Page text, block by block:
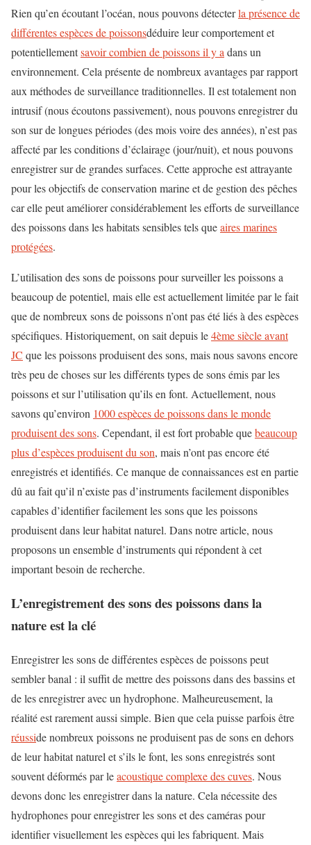
Rien qu’en écoutant l’océan, nous pouvons détecterla présence de
différentes espèces de poissonsdéduire leur comportement et
potentiellementsavoir combien de poissons il y a dans un
environnement. Cela présente de nombreux avantages par rapport
aux méthodes de surveillance traditionnelles. Il est totalement non
intrusif (nous écoutons passivement), nous pouvons enregistrer du
son sur de longues périodes (des mois voire des années), n’est pas
affecté par les conditions d’éclairage (jour/nuit), et nous pouvons
enregistrer sur de grandes surfaces. Cette approche est attrayante
pour les objectifs de conservation marine et de gestion des pêches
car elle peut améliorer considérablement les efforts de surveillance
des poissons dans les habitats sensibles tels queaires marines
protégées.
L’utilisation des sons de poissons pour surveiller les poissons a
beaucoup de potentiel, mais elle est actuellement limitée par le fait
que de nombreux sons de poissons n’ont pas été liés à des espèces
spécifiques. Historiquement, on sait depuis le4ème siècle avant
JC que les poissons produisent des sons, mais nous savons encore
très peu de choses sur les différents types de sons émis par les
poissons et sur l’utilisation qu’ils en font. Actuellement, nous
savons qu’environ 1000 espèces de poissons dans le monde
produisent des sons. Cependant, il est fort probable quebeaucoup
plus d’espèces produisent du son, mais n’ont pas encore été
enregistrés et identifiés. Ce manque de connaissances est en partie
dû au fait qu’il n’existe pas d’instruments facilement disponibles
capables d’identifier facilement les sons que les poissons
produisent dans leur habitat naturel. Dans notre article, nous
proposons un ensemble d’instruments qui répondent à cet
important besoin de recherche.
L’enregistrement des sons des poissons dans la
nature est la clé
Enregistrer les sons de différentes espèces de poissons peut
sembler banal : il suffit de mettre des poissons dans des bassins et
de les enregistrer avec un hydrophone. Malheureusement, la
réalité est rarement aussi simple. Bien que cela puisse parfois être
réusside nombreux poissons ne produisent pas de sons en dehors
de leur habitat naturel et s’ils le font, les sons enregistrés sont
souvent déformés par leacoustique complexe des cuves. Nous
devons donc les enregistrer dans la nature. Cela nécessite des
hydrophones pour enregistrer les sons et des caméras pour
identifier visuellement les espèces qui les fabriquent. Mais